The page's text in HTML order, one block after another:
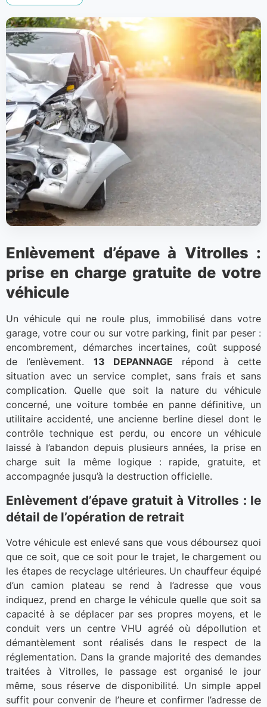
Enlèvement d’épave à Vitrolles :
prise en charge gratuite de votre
véhicule
Un véhicule qui ne roule plus, immobilisé dans votre
garage, votre cour ou sur votre parking, finit par peser :
encombrement, démarches incertaines, coût supposé
de l’enlèvement. 13 DEPANNAGE répond à cette
situation avec un service complet, sans frais et sans
complication. Quelle que soit la nature du véhicule
concerné, une voiture tombée en panne définitive, un
utilitaire accidenté, une ancienne berline diesel dont le
contrôle technique est perdu, ou encore un véhicule
laissé à l’abandon depuis plusieurs années, la prise en
charge suit la même logique : rapide, gratuite, et
accompagnée jusqu’à la destruction officielle.
Enlèvement d’épave gratuit à Vitrolles : le
détail de l’opération de retrait
Votre véhicule est enlevé sans que vous déboursez quoi
que ce soit, que ce soit pour le trajet, le chargement ou
les étapes de recyclage ultérieures. Un chauffeur équipé
d’un camion plateau se rend à l’adresse que vous
indiquez, prend en charge le véhicule quelle que soit sa
capacité à se déplacer par ses propres moyens, et le
conduit vers un centre VHU agréé où dépollution et
démantèlement sont réalisés dans le respect de la
réglementation. Dans la grande majorité des demandes
traitées à Vitrolles, le passage est organisé le jour
même, sous réserve de disponibilité. Un simple appel
suffit pour convenir de l’heure et confirmer l’adresse de